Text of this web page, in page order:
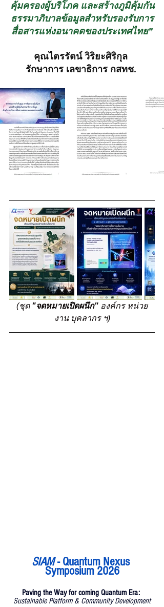
คุ้มครองผู้บริโภค และสร้างภูมิคุ้มกัน
ธรรมาภิบาลข้อมูลสำหรับรองรับการ
สื่อสารแห่งอนาคตของประเทศไทย”
คุณไตรรัตน์ วิริยะศิริกุล
รักษาการ เลขาธิการ กสทช.
(ชุด "จดหมายเปิดผนึก" องค์กร หน่วย
งาน บุคลากร ฯ)
SIAM - Quantum Nexus
Symposium 2026
Paving the Way for coming Quantum Era:
Sustainable Platform & Community Development